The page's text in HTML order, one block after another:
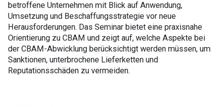
betroffene Unternehmen mit Blick auf Anwendung,
Umsetzung und Beschaffungsstrategie vor neue
Herausforderungen. Das Seminar bietet eine praxisnahe
Orientierung zu CBAM und zeigt auf, welche Aspekte bei
der CBAM-Abwicklung berücksichtigt werden müssen, um
Sanktionen, unterbrochene Lieferketten und
Reputationsschäden zu vermeiden.